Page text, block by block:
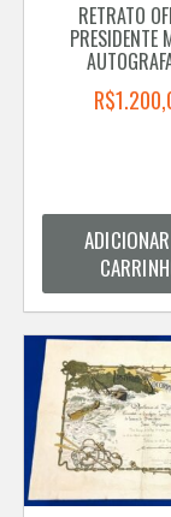
RETRATO
PRESIDENTE
R$